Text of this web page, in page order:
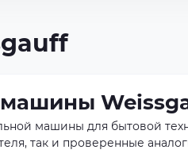
машины
машины для бытовой
так и проверенные